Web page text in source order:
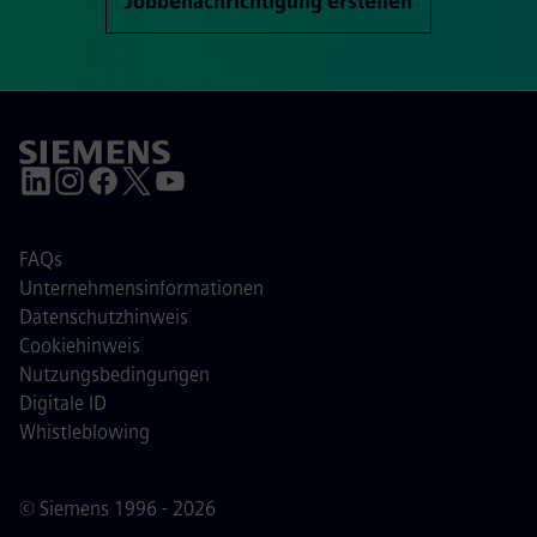
© Siemens 1996 - 2026
FAQs
Unternehmensinformationen
Datenschutzhinweis
Cookiehinweis
Nutzungsbedingungen
Digitale ID
Whistleblowing